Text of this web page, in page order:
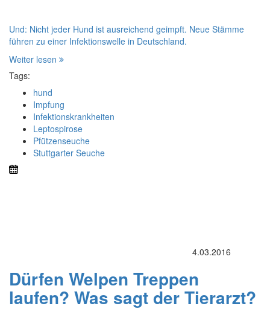
Und: Nicht jeder Hund ist ausreichend geimpft. Neue Stämme
führen zu einer Infektionswelle in Deutschland.
Weiter lesen
Tags:
hund
Impfung
Infektionskrankheiten
Leptospirose
Pfützenseuche
Stuttgarter Seuche
4.03.2016
Dürfen Welpen Treppen
laufen? Was sagt der Tierarzt?